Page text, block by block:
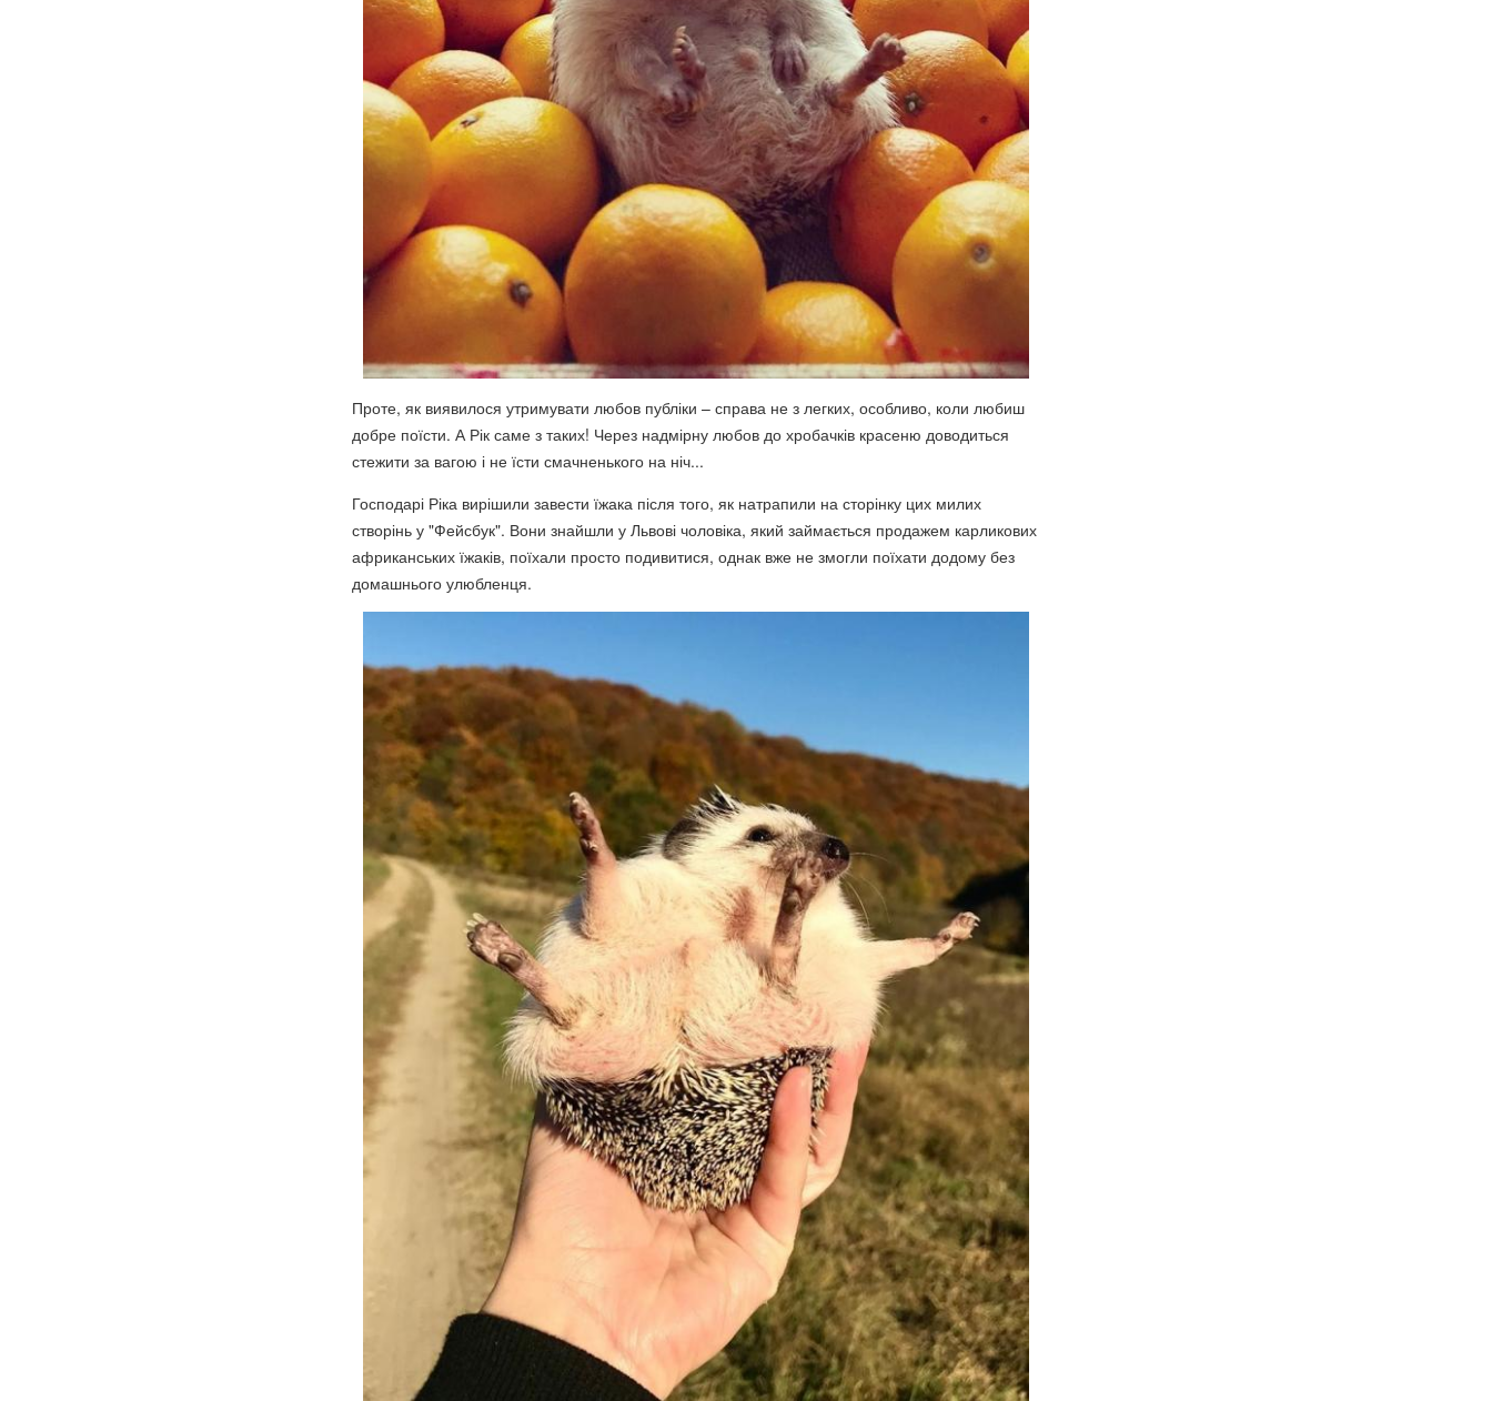
Проте, як виявилося утримувати любов публіки – справа не з легких, особливо, коли любиш
добре поїсти. А Рік саме з таких! Через надмірну любов до хробачків красеню доводиться
стежити за вагою і не їсти смачненького на ніч...
Господарі Ріка вирішили завести їжака після того, як натрапили на сторінку цих милих
створінь у "Фейсбук". Вони знайшли у Львові чоловіка, який займається продажем карликових
африканських їжаків, поїхали просто подивитися, однак вже не змогли поїхати додому без
домашнього улюбленця.